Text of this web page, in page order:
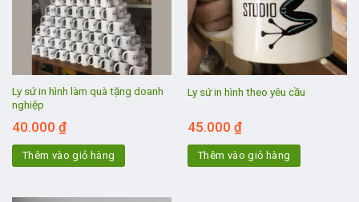
Ly sứ in hình làm quà tặng doanh
nghiệp
40.000 ₫
Thêm vào giỏ hàng
Ly sứ in hình theo yêu cầu
45.000 ₫
Thêm vào giỏ hàng